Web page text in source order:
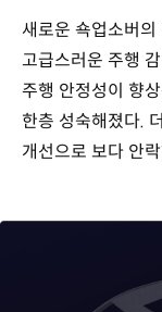
새로운 쇽업소버
고급스러운 주행
주행 안정성이 향
한층 성숙해졌다.
개선으로 보다 안